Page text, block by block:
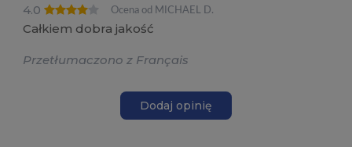
4.0
Ocena od MICHAEL D.
Całkiem dobra jakość
Przetłumaczono z Français
Dodaj opinię